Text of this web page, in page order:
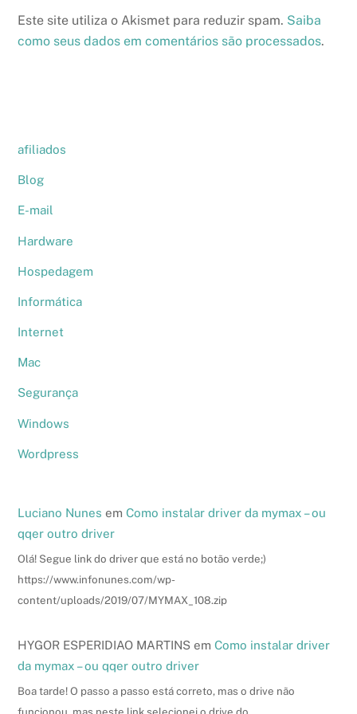
Este site utiliza o Akismet para reduzir spam. Saiba
como seus dados em comentários são processados.
afiliados
Blog
E-mail
Hardware
Hospedagem
Informática
Internet
Mac
Segurança
Windows
Wordpress
Luciano Nunes emComo instalar driver da mymax – ou
qqer outro driver
Olá! Segue link do driver que está no botão verde;)
https://www.infonunes.com/wp-
content/uploads/2019/07/MYMAX_108.zip
HYGOR ESPERIDIAO MARTINS emComo instalar driver
da mymax – ou qqer outro driver
Boa tarde! O passo a passo está correto, mas o drive não
funcionou, mas neste link selecionei o drive do…